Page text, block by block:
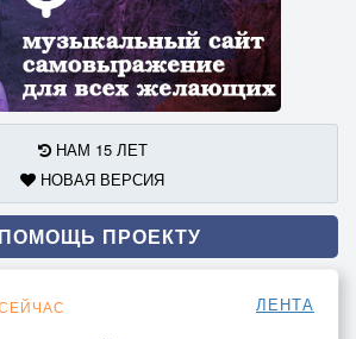
НАМ 15 ЛЕТ
НОВАЯ ВЕРСИЯ
ПОМОЩЬ ПРОЕКТУ
ЛЕНТА